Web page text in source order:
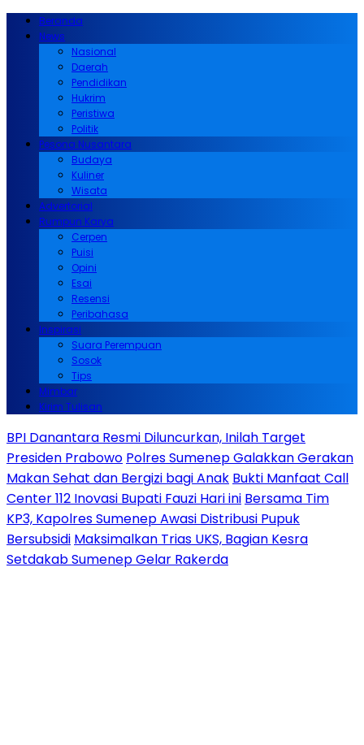
Beranda
News
Nasional
Daerah
Pendidikan
Hukrim
Peristiwa
Politik
Pesona Nusantara
Budaya
Kuliner
Wisata
Advertorial
Rumpun Karya
Cerpen
Puisi
Opini
Esai
Resensi
Peribahasa
Inspirasi
Suara Perempuan
Sosok
Tips
Mimbar
Kirim Tulisan
BPI Danantara Resmi Diluncurkan, Inilah Target
Presiden Prabowo Polres Sumenep Galakkan Gerakan
Makan Sehat dan Bergizi bagi Anak Bukti Manfaat Call
Center 112 Inovasi Bupati Fauzi Hari ini Bersama Tim
KP3, Kapolres Sumenep Awasi Distribusi Pupuk
Bersubsidi Maksimalkan Trias UKS, Bagian Kesra
Setdakab Sumenep Gelar Rakerda